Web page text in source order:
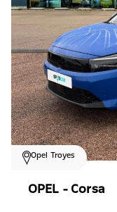
Opel Troyes
OPEL - Corsa